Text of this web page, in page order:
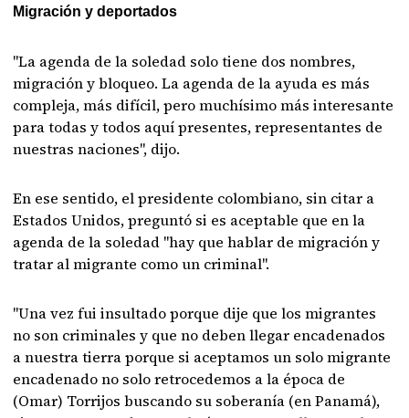
Migración y deportados
"La agenda de la soledad solo tiene dos nombres,
migración y bloqueo. La agenda de la ayuda es más
compleja, más difícil, pero muchísimo más interesante
para todas y todos aquí presentes, representantes de
nuestras naciones", dijo.
En ese sentido, el presidente colombiano, sin citar a
Estados Unidos, preguntó si es aceptable que en la
agenda de la soledad "hay que hablar de migración y
tratar al migrante como un criminal".
"Una vez fui insultado porque dije que los migrantes
no son criminales y que no deben llegar encadenados
a nuestra tierra porque si aceptamos un solo migrante
encadenado no solo retrocedemos a la época de
(Omar) Torrijos buscando su soberanía (en Panamá),